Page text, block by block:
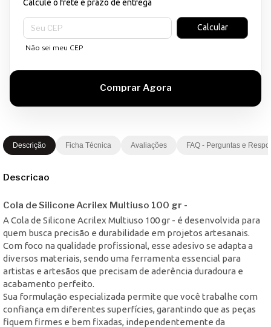
Calcule o frete e prazo de entrega
Entregas para o CEP:
Calcular
Não sei meu CEP
Descrição Ficha Técnica Avaliações FAQ - Perguntas e
Descricao
Cola de Silicone Acrilex Multiuso 100 gr -
A Cola de Silicone Acrilex Multiuso 100 gr - é desenvolvida para
quem busca precisão e durabilidade em projetos artesanais.
Com foco na qualidade profissional, esse adesivo se adapta a
diversos materiais, sendo uma ferramenta essencial para
artistas e artesãos que precisam de aderência duradoura e
acabamento perfeito.
Sua formulação especializada permite que você trabalhe com
confiança em diferentes superfícies, garantindo que as peças
fiquem firmes e bem fixadas, independentemente da